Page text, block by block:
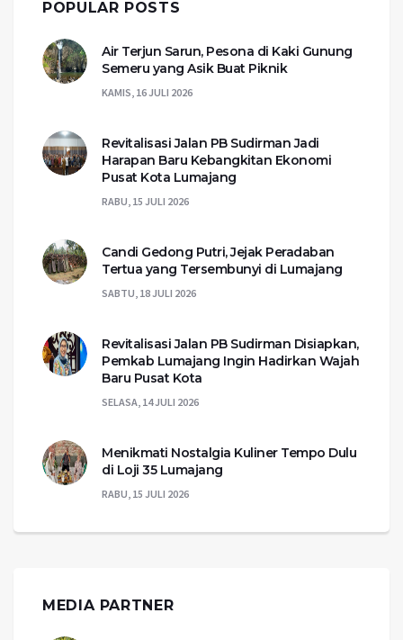
POPULAR POSTS
Air Terjun Sarun, Pesona di Kaki Gunung
Semeru yang Asik Buat Piknik
KAMIS, 16 JULI 2026
Revitalisasi Jalan PB Sudirman Jadi
Harapan Baru Kebangkitan Ekonomi
Pusat Kota Lumajang
RABU, 15 JULI 2026
Candi Gedong Putri, Jejak Peradaban
Tertua yang Tersembunyi di Lumajang
SABTU, 18 JULI 2026
Revitalisasi Jalan PB Sudirman Disiapkan,
Pemkab Lumajang Ingin Hadirkan Wajah
Baru Pusat Kota
SELASA, 14 JULI 2026
Menikmati Nostalgia Kuliner Tempo Dulu
di Loji 35 Lumajang
RABU, 15 JULI 2026
MEDIA PARTNER